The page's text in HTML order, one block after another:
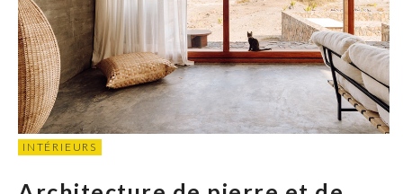
INTÉRIEURS